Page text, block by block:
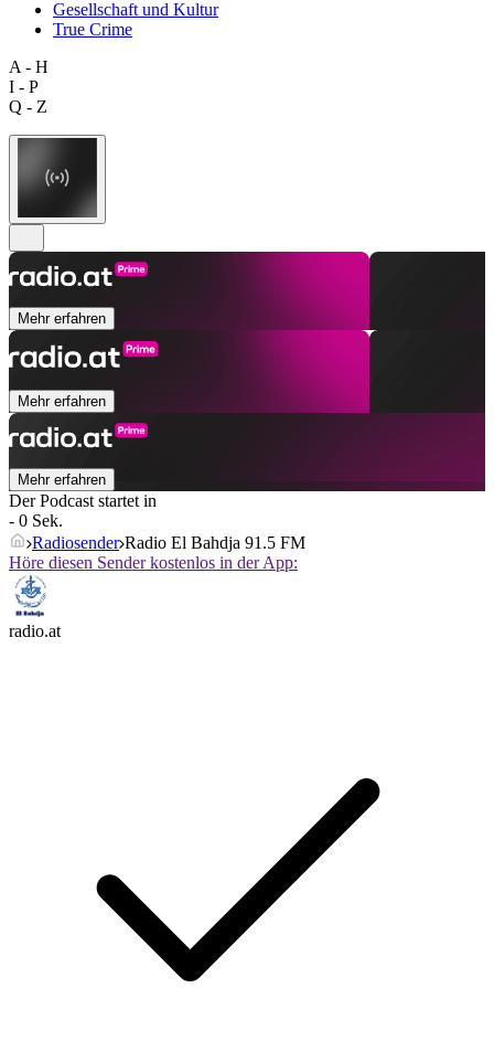
Gesellschaft und Kultur
True Crime
A - H
I - P
Q - Z
Mehr erfahren
Mehr erfahren
Mehr erfahren
Der Podcast startet in
- 0 Sek.
Radiosender Radio El Bahdja 91.5 FM
Höre diesen Sender kostenlos in der App:
radio.at